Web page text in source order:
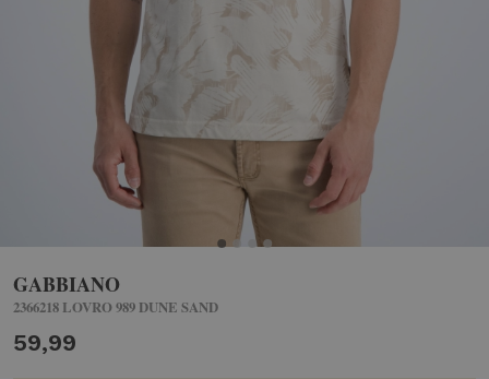
GABBIANO
2366218 LOVRO 989 DUNE SAND
59,99